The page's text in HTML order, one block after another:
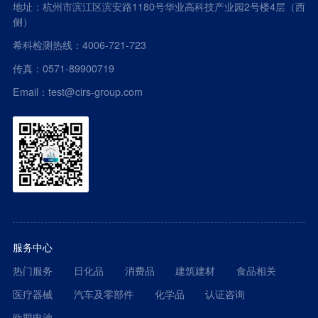
地址：杭州市滨江区滨安路1180号华业高科技产业园2号楼4层（西
侧）
希科检测热线：4006-721-723
传真：0571-89900719
Email：test@cirs-group.com
服务中心
热门服务
日化品 消费品 建筑建材
食品相关
医疗器械
汽车及零部件 化学品
认证咨询